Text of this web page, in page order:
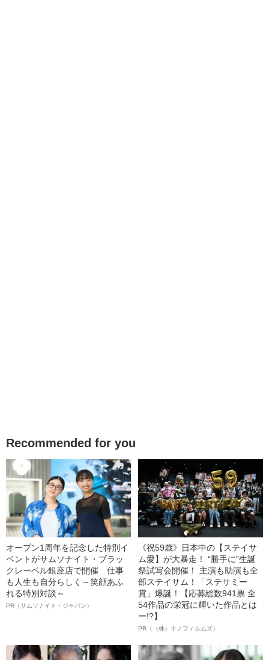
Recommended for you
オープン1周年を記念した特別イ
ベントがサムソナイト・ブラッ
クレーベル銀座店で開催 仕事
も人生も自分らしく～笑顔あふ
れる特別対談～
PR（サムソナイト・ジャパン）
《祝59歳》日本中の【ステイサ
ム愛】が大暴走！ “勝手に”生誕
祭試写会開催！ 主演も助演も全
部ステイサム！「ステサミー
賞」爆誕！【応募総数941票 全
54作品の栄冠に輝いた作品とは
ー!?】
PR（（株）キノフィルムズ）